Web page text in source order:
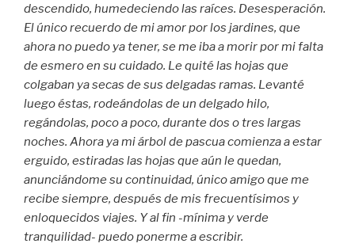
descendido, humedeciendo las raíces. Desesperación.
El único recuerdo de mi amor por los jardines, que
ahora no puedo ya tener, se me iba a morir por mi falta
de esmero en su cuidado. Le quité las hojas que
colgaban ya secas de sus delgadas ramas. Levanté
luego éstas, rodeándolas de un delgado hilo,
regándolas, poco a poco, durante dos o tres largas
noches. Ahora ya mi árbol de pascua comienza a estar
erguido, estiradas las hojas que aún le quedan,
anunciándome su continuidad, único amigo que me
recibe siempre, después de mis frecuentísimos y
enloquecidos viajes. Y al fin -mínima y verde
tranquilidad- puedo ponerme a escribir.